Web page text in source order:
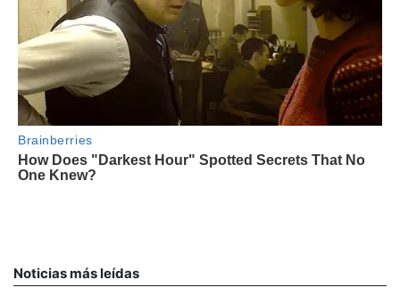
Noticias más leídas